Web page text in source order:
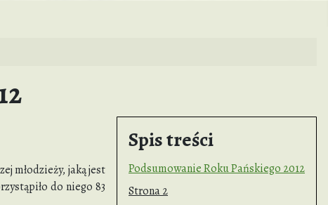
Spis treści
Podsumowanie Roku Pańskiego 2012
Strona 2
młodzieży, jaką jest
do niego 83